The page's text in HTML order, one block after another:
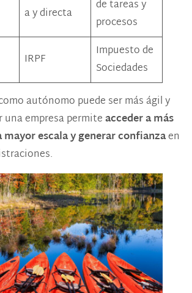
a y directa
de tareas y
procesos
IRPF
Impuesto de
Sociedades
autónomo puede ser más ágil y
empresa permiteacceder a más
mayor escala y generar confianzaen